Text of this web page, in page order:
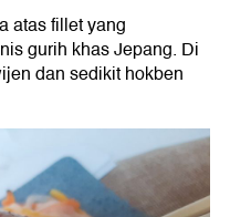
atas fillet yang
gurih khas Jepang. Di
dan sedikit hokben